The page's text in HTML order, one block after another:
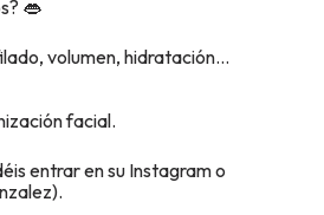
👄
volumen, hidratación…
facial.
entrar en su Instagram o